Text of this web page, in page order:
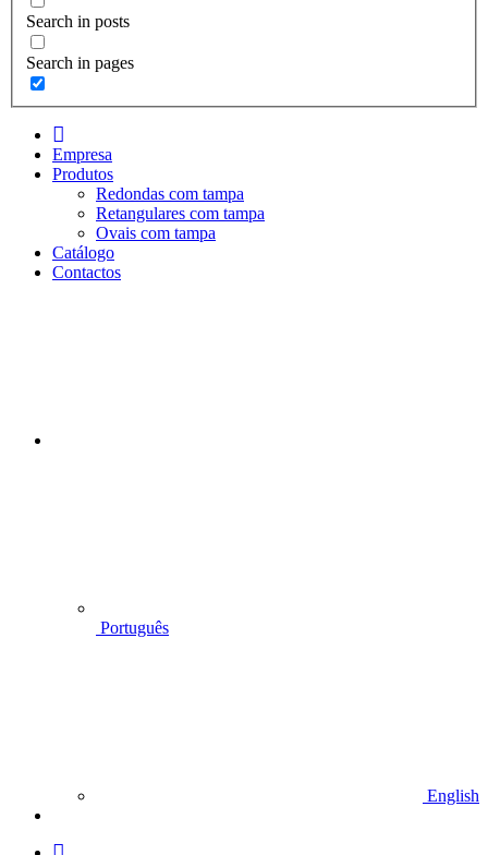
Search in posts
Search in pages
n
i
Empresa
Produtos
Redondas com tampa
Retangulares com tampa
Ovais com tampa
Catálogo
Contactos
Português
English